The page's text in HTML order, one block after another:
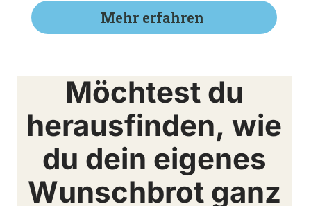
Mehr erfahren
Möchtest du
herausfinden, wie
du dein eigenes
Wunschbrot ganz